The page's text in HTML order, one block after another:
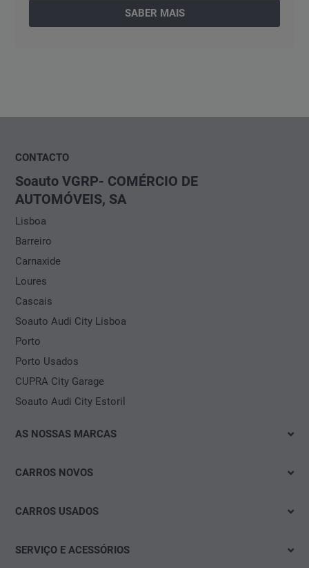
SABER MAIS
CONTACTO
Soauto VGRP- COMÉRCIO DE
AUTOMÓVEIS, SA
Lisboa
Barreiro
Carnaxide
Loures
Cascais
Soauto Audi City Lisboa
Porto
Porto Usados
CUPRA City Garage
Soauto Audi City Estoril
AS NOSSAS MARCAS
Audi
CUPRA
CARROS NOVOS
Test drive
Mobilidade elétrica
CARROS USADOS
Soauto Usados
SERVIÇO E ACESSÓRIOS